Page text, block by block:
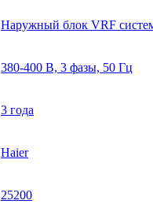
Наружный блок VRF
380-400 В, 3 фазы, 50 Гц
3 года
Haier
25200